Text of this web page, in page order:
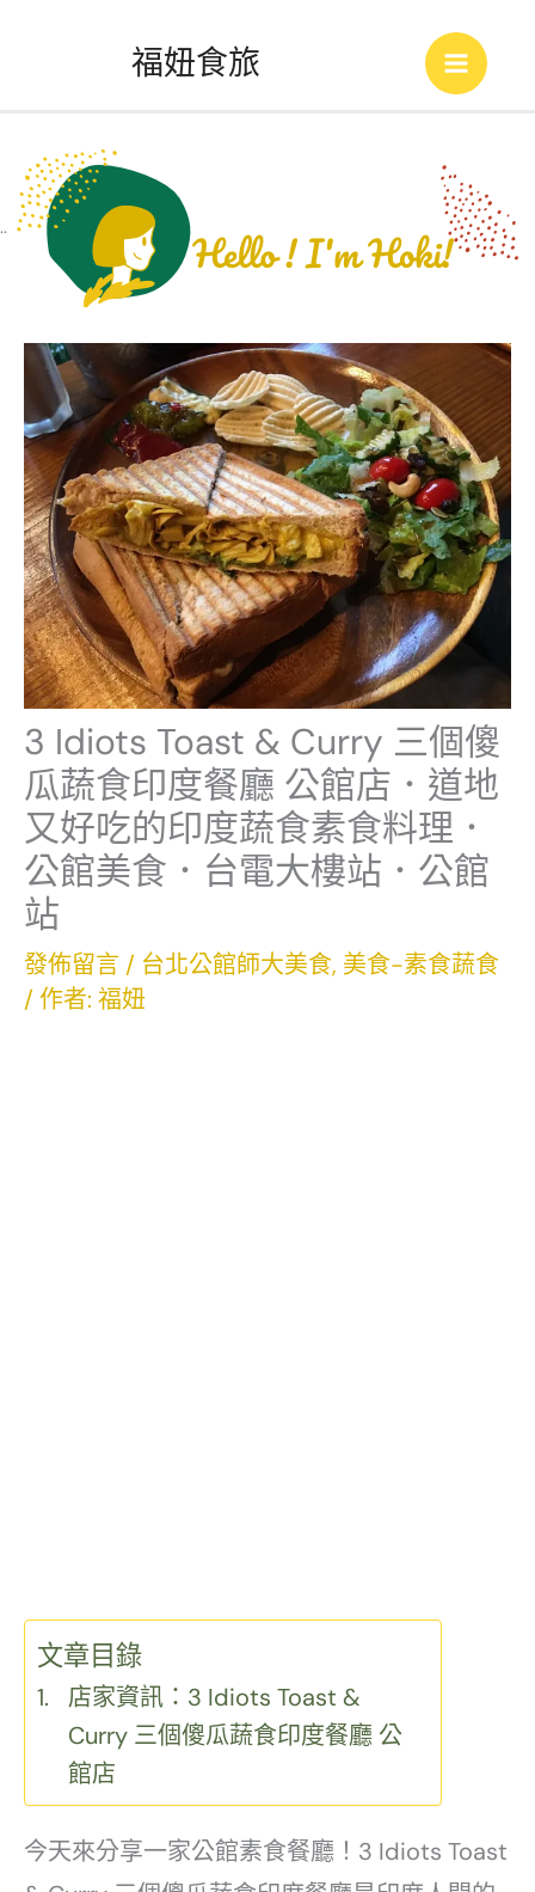
內
福妞食旅
Main
Menu
..
3 Idiots Toast & Curry 三個傻
瓜蔬食印度餐廳 公館店．道地
又好吃的印度蔬食素食料理．
公館美食．台電大樓站．公館
站
發佈留言 / 台北公館師大美食, 美食-素食蔬食
/ 作者: 福妞
文章目錄
店家資訊：3 Idiots Toast &
Curry 三個傻瓜蔬食印度餐廳 公
館店
今天來分享一家公館素食餐廳！3 Idiots Toast